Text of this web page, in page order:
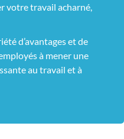
votre travail acharné,
d’avantages et de
à mener une
au travail et à